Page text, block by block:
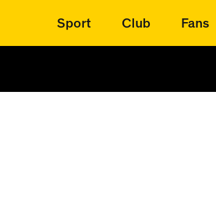
Sport Club Fans